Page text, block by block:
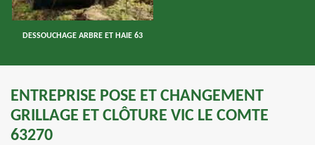
DESSOUCHAGE ARBRE ET HAIE 63
ENTREPRISE POSE ET CHANGEMENT
GRILLAGE ET CLÔTURE VIC LE COMTE
63270